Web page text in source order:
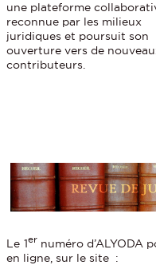
une plateforme
reconnue par les milieux
juridiques et poursuit son
ouverture vers de
contributeurs.
Le 1er numéro d’ALYODA
en ligne, sur le site :